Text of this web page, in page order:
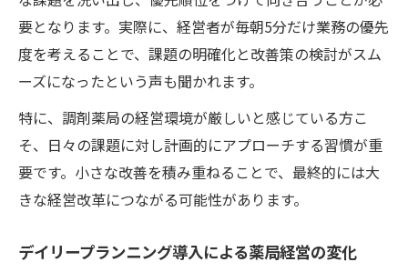
薬局経営の日々計画で業務効率を最大化す
る方法
服薬フォローも薬局経営デイリープランで
改善
在庫管理を見直す薬局経営の毎日プランニ
ング術
残業時間削減に貢献する薬局経営の計画力
化
要となります。実際に、経営者が毎朝5分だけ業務の優先
度を考えることで、課題の明確化と改善策の検討がスム
ーズになったという声も聞かれます。
特に、調剤薬局の経営環境が厳しいと感じている方こ
そ、日々の課題に対し計画的にアプローチする習慣が重
要です。小さな改善を積み重ねることで、最終的には大
きな経営改革につながる可能性があります。
デイリープランニング導入による薬局経営の変化